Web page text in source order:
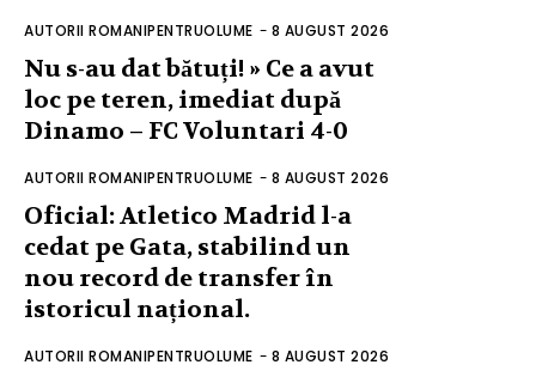
AUTORII ROMANIPENTRUOLUME - 8 AUGUST 2026
Nu s-au dat bătuți! » Ce a avut
loc pe teren, imediat după
Dinamo – FC Voluntari 4-0
AUTORII ROMANIPENTRUOLUME - 8 AUGUST 2026
Oficial: Atletico Madrid l-a
cedat pe Gata, stabilind un
nou record de transfer în
istoricul național.
AUTORII ROMANIPENTRUOLUME - 8 AUGUST 2026